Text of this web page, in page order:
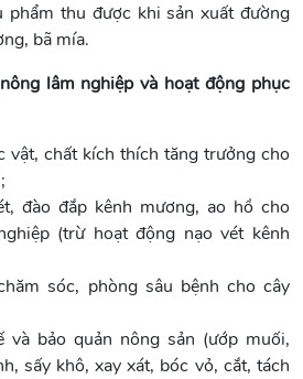
phẩm thu được khi sản xuất đường
bã mía.
lâm nghiệp và hoạt động phục
vật, chất kích thích tăng trưởng cho
đào đắp kênh mương, ao hồ cho
(trừ hoạt động nạo vét kênh
sóc, phòng sâu bệnh cho cây
và bảo quản nông sản (ướp muối,
sấy khô, xay xát, bóc vỏ, cắt, tách